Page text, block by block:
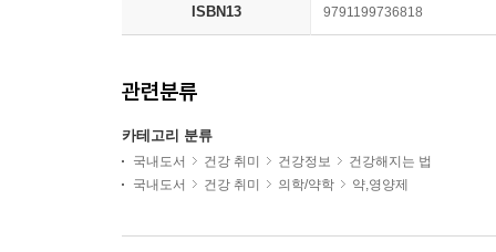
ISBN13 9791199736818
관련분류
카테고리 분류
국내도서 건강 취미 건강정보
건강해지는 법
국내도서
건강 취미 의학/약학 약,영양제